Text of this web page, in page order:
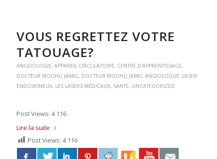
VOUS REGRETTEZ VOTRE
TATOUAGE?
ANGEIOLOGIE, APPAREIL CIRCULATOIRE, CENTRE D'APPRENTISSAGE,
DOCTEUR MOUHLI JAMEL, DOCTEUR MOUHLI JAMEL ANGIOLOGUE, LASER
ENDOVEINEUX, LES LASERS MÉDICAUX, SANTE, UNCATEGORIZED
Post Views: 4 116
Lire la suite
Post Views: 4 116